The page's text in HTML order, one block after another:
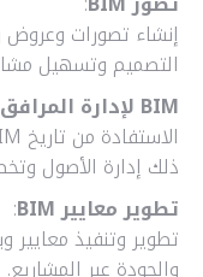
إنشاء تصورات
التصميم وتسهيل
BIM لإدارة المرافق
ذلك إدارة الأصول
تطوير معايير BIM
:
والجودة عبر المشاريع.